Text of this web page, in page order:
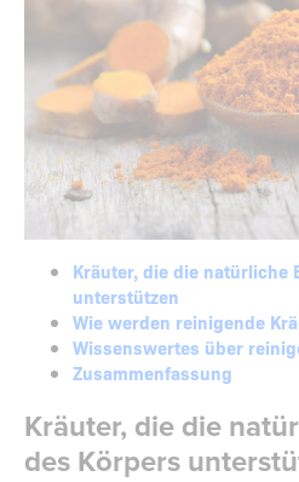
Kräuter, die die natürliche
unterstützen
Wie werden reinigende
Wissenswertes über
Zusammenfassung
Kräuter, die die
des Körpers